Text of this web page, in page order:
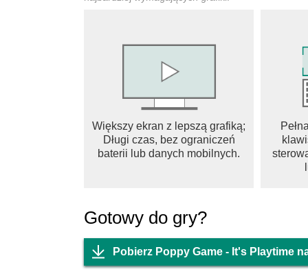
Większy ekran z lepszą grafiką;
Długi czas, bez ograniczeń
baterii lub danych mobilnych.
Gotowy do gry?
Pobierz Poppy Game - It's Playtime